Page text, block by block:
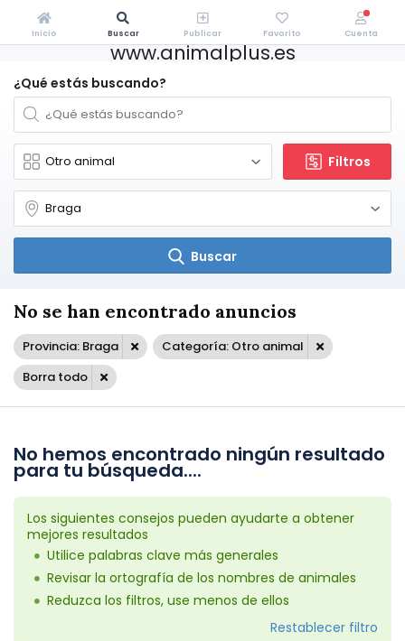
www.animalplus.es
¿Qué estás buscando?
Filtros
Buscar
No se han encontrado anuncios
Provincia: Braga
Categoría: Otro animal
Borra todo
No hemos encontrado ningún resultado
para tu búsqueda....
Los siguientes consejos pueden ayudarte a obtener
mejores resultados
Utilice palabras clave más generales
Revisar la ortografía de los nombres de animales
Reduzca los filtros, use menos de ellos
Restablecer filtro
Inicio Buscar Publicar Favorito Cuenta